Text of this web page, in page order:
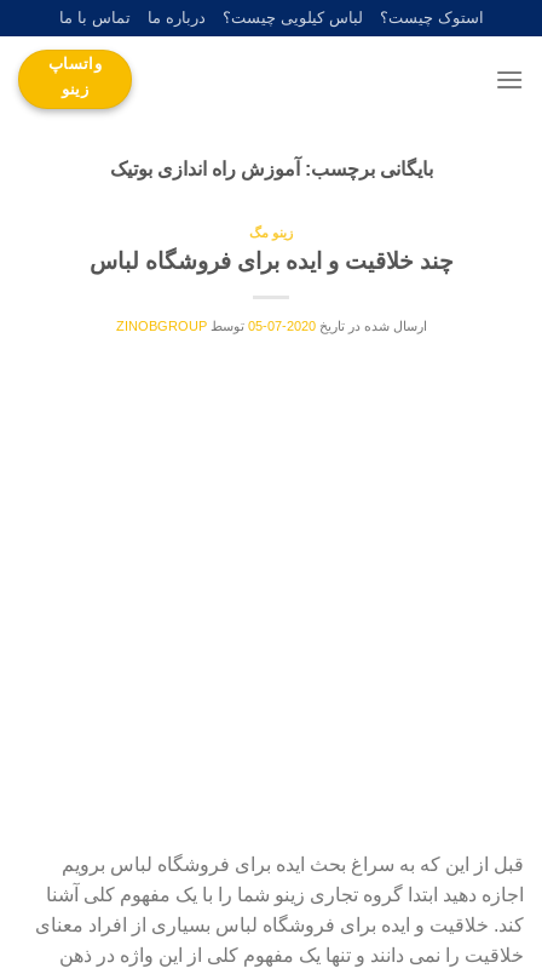
content
استوک چیست؟ لباس کیلویی چیست؟ درباره ما تماس با ما
واتساپ
زینو
بایگانی برچسب: آموزش راه اندازی بوتیک
زینو مگ
چند خلاقیت و ایده برای فروشگاه لباس
ارسال شده در تاریخ2020-07-05 توسطZINOBGROUP
قبل از این که به سراغ بحث ایده برای فروشگاه لباس برویم
اجازه دهید ابتدا گروه تجاری زینو شما را با یک مفهوم کلی آشنا
کند. خلاقیت و ایده برای فروشگاه لباس بسیاری از افراد معنای
خلاقیت را نمی دانند و تنها یک مفهوم کلی از این واژه در ذهن